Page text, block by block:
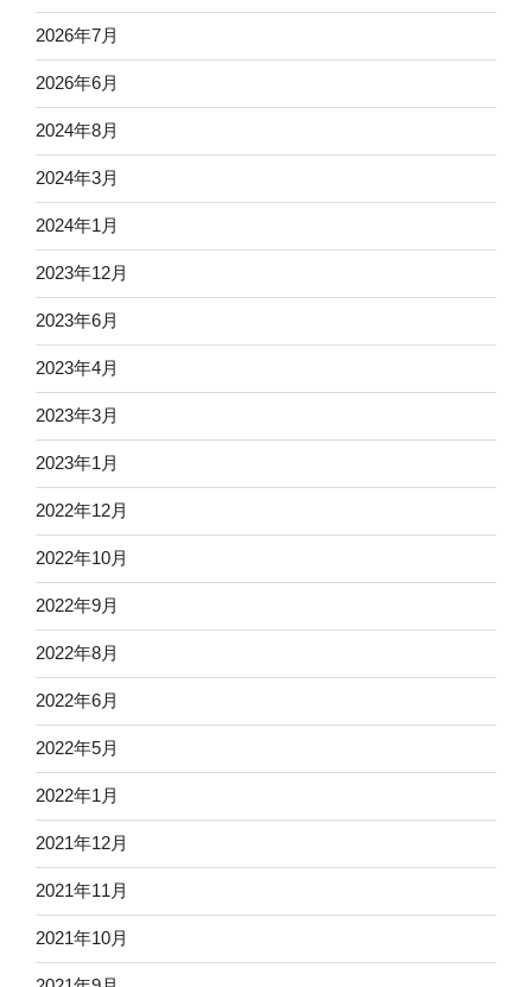
2026年7月
2026年6月
2024年8月
2024年3月
2024年1月
2023年12月
2023年6月
2023年4月
2023年3月
2023年1月
2022年12月
2022年10月
2022年9月
2022年8月
2022年6月
2022年5月
2022年1月
2021年12月
2021年11月
2021年10月